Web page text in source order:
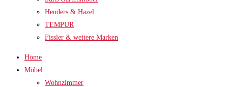
Henders & Hazel
TEMPUR
Fissler & weitere Marken
Home
Möbel
Wohnzimmer